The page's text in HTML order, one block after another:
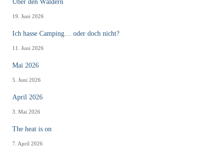
Über den Wäldern
19. Juni 2026
Ich hasse Camping… oder doch nicht?
11. Juni 2026
Mai 2026
5. Juni 2026
April 2026
3. Mai 2026
The heat is on
7. April 2026